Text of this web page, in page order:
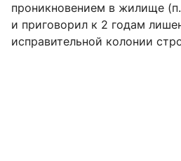
проникновением в жилище
и приговорил к 2 годам
исправительной колонии